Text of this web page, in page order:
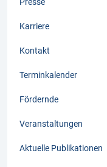
Presse
Karriere
Kontakt
Terminkalender
Fördernde
Veranstaltungen
Aktuelle Publikationen